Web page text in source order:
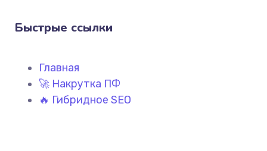
Быстрые ссылки
Главная
🚀 Накрутка ПФ
🔥 Гибридное SEO